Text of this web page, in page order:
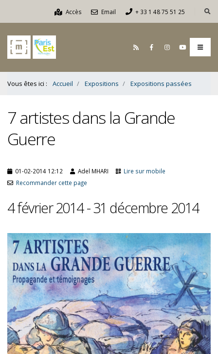
Accès Email + 33 1 48 75 51 25
Vous êtes ici : Accueil Expositions Expositions passées
7 artistes dans la Grande
Guerre
01-02-2014 12:12 Adel MHARI
Lire sur mobile
Recommander cette page
4 février 2014 - 31 décembre 2014